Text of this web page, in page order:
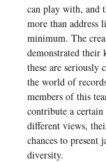
can play with, and
more than address
minimum. The
demonstrated their
these are seriously
the world of
members of this
contribute a
different views,
chances to
diversity.